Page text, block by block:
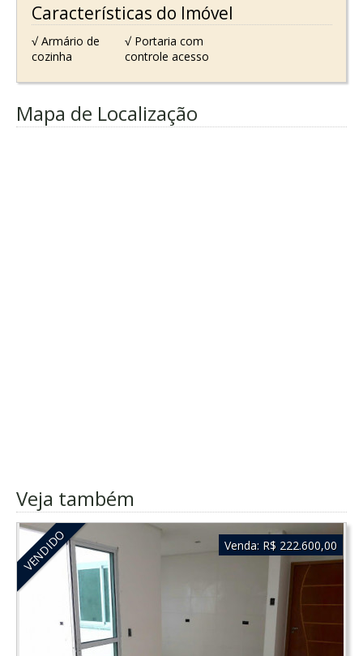
Características do Imóvel
√ Armário de
cozinha
√ Portaria com
controle acesso
Mapa de Localização
Veja também
VENDIDO Venda: R$ 222.600,00